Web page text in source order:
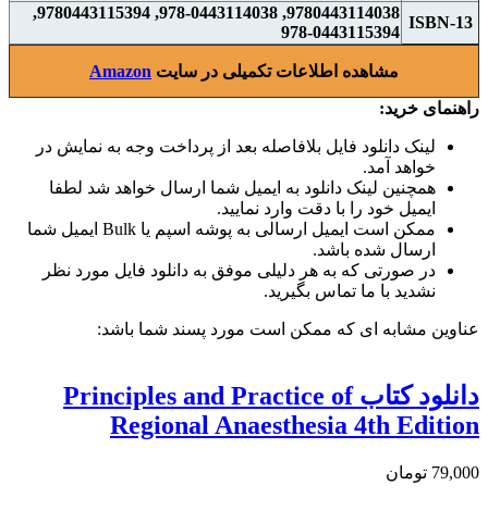
ISBN-13
9780443114038, 978-0443114038, 9780443115394,
978-0443115394
مشاهده اطلاعات تکمیلی در سایت Amazon
راهنمای خرید:
لینک دانلود فایل بلافاصله بعد از پرداخت وجه به نمایش در
خواهد آمد.
همچنین لینک دانلود به ایمیل شما ارسال خواهد شد لطفا
ایمیل خود را با دقت وارد نمایید.
ممکن است ایمیل ارسالی به پوشه اسپم یا Bulk ایمیل شما
ارسال شده باشد.
در صورتی که به هر دلیلی موفق به دانلود فایل مورد نظر
نشدید با ما تماس بگیرید.
عناوین مشابه ای که ممکن است مورد پسند شما باشد:
دانلود كتاب Principles and Practice of
Regional Anaesthesia 4th Edition
79,000 تومان